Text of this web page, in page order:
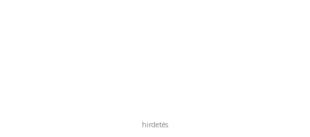
hirdetés